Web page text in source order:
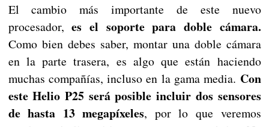
El cambio más importante de este nuevo
procesador,es el soporte para doble cámara.
Como bien debes saber, montar una doble cámara
en la parte trasera, es algo que están haciendo
muchas compañías, incluso en la gama media. Con
este Helio P25 será posible incluir dos sensores
de hasta 13 megapíxeles, por lo que veremos